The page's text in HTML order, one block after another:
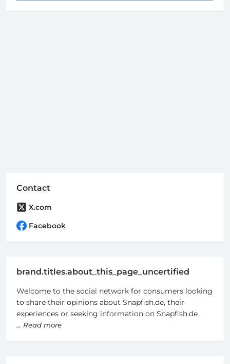
Contact
X.com
Facebook
brand.titles.about_this_page_uncertified
Welcome to the social network for consumers looking
to share their opinions about Snapfish.de, their
experiences or seeking information on Snapfish.de
... Read more